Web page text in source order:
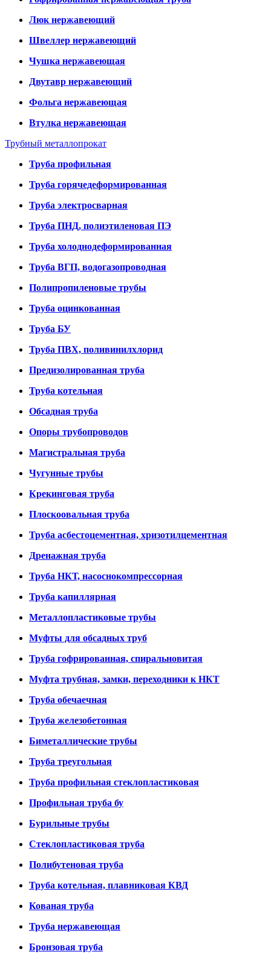
Люк нержавеющий
Швеллер нержавеющий
Чушка нержавеющая
Двутавр нержавеющий
Фольга нержавеющая
Втулка нержавеющая
Трубный металлопрокат
Труба профильная
Труба горячедеформированная
Труба электросварная
Труба ПНД, полиэтиленовая ПЭ
Труба холоднодеформированная
Труба ВГП, водогазопроводная
Полипропиленовые трубы
Труба оцинкованная
Труба БУ
Труба ПВХ, поливинилхлорид
Предизолированная труба
Труба котельная
Обсадная труба
Опоры трубопроводов
Магистральная труба
Чугунные трубы
Крекинговая труба
Плоскоовальная труба
Труба асбестоцементная, хризотилцементная
Дренажная труба
Труба НКТ, насоснокомпрессорная
Труба капиллярная
Металлопластиковые трубы
Муфты для обсадных труб
Труба гофрированная, спиральновитая
Муфта трубная, замки, переходники к НКТ
Труба обечаечная
Труба железобетонная
Биметаллические трубы
Труба треугольная
Труба профильная стеклопластиковая
Профильная труба бу
Бурильные трубы
Стеклопластиковая труба
Полибутеновая труба
Труба котельная, плавниковая КВД
Кованая труба
Труба нержавеющая
Бронзовая труба